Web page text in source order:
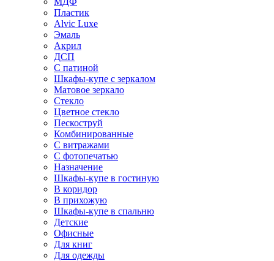
Пластик
Alvic Luxe
Эмаль
Акрил
ДСП
С патиной
Шкафы-купе с зеркалом
Матовое зеркало
Стекло
Цветное стекло
Пескоструй
Комбинированные
С витражами
С фотопечатью
Назначение
Шкафы-купе в гостиную
В коридор
В прихожую
Шкафы-купе в спальню
Детские
Офисные
Для книг
Для одежды